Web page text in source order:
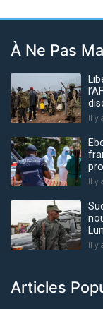
À Ne Pas
Il y
Il y
Il y
Articles